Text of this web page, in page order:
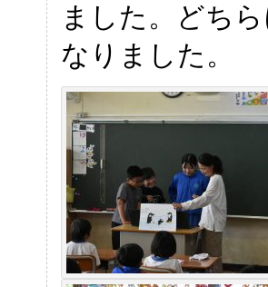
ました。どち
なりました。